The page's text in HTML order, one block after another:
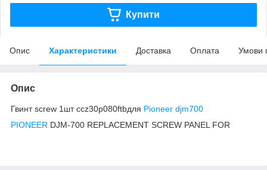
Купити
Опис Характеристики Доставка Оплата Умови
Опис
Гвинт screw 1шт ccz30p080ftbдля Pioneer djm700
PIONEER DJM-700 REPLACEMENT SCREW PANEL FOR